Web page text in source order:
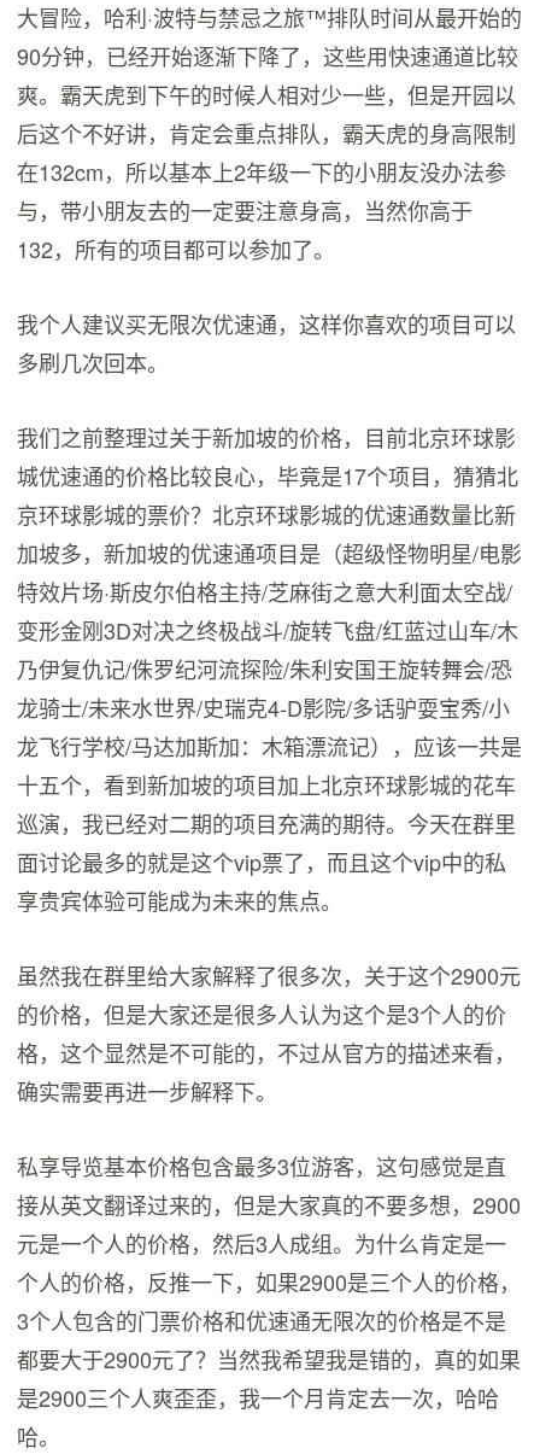
大冒险，哈利·波特与禁忌之旅™排队时间从最开始的
90分钟，已经开始逐渐下降了，这些用快速通道比较
爽。霸天虎到下午的时候人相对少一些，但是开园以
后这个不好讲，肯定会重点排队，霸天虎的身高限制
在132cm，所以基本上2年级一下的小朋友没办法参
与，带小朋友去的一定要注意身高，当然你高于
132，所有的项目都可以参加了。
我个人建议买无限次优速通，这样你喜欢的项目可以
多刷几次回本。
我们之前整理过关于新加坡的价格，目前北京环球影
城优速通的价格比较良心，毕竟是17个项目，猜猜北
京环球影城的票价？北京环球影城的优速通数量比新
加坡多，新加坡的优速通项目是（超级怪物明星/电影
特效片场·斯皮尔伯格主持/芝麻街之意大利面太空战/
变形金刚3D对决之终极战斗/旋转飞盘/红蓝过山车/木
乃伊复仇记/侏罗纪河流探险/朱利安国王旋转舞会/恐
龙骑士/未来水世界/史瑞克4-D影院/多话驴耍宝秀/小
龙飞行学校/马达加斯加：木箱漂流记），应该一共是
十五个，看到新加坡的项目加上北京环球影城的花车
巡演，我已经对二期的项目充满的期待。今天在群里
面讨论最多的就是这个vip票了，而且这个vip中的私
享贵宾体验可能成为未来的焦点。
虽然我在群里给大家解释了很多次，关于这个2900元
的价格，但是大家还是很多人认为这个是3个人的价
格，这个显然是不可能的，不过从官方的描述来看，
确实需要再进一步解释下。
私享导览基本价格包含最多3位游客，这句感觉是直
接从英文翻译过来的，但是大家真的不要多想，2900
元是一个人的价格，然后3人成组。为什么肯定是一
个人的价格，反推一下，如果2900是三个人的价格，
3个人包含的门票价格和优速通无限次的价格是不是
都要大于2900元了？当然我希望我是错的，真的如果
是2900三个人爽歪歪，我一个月肯定去一次，哈哈
哈。